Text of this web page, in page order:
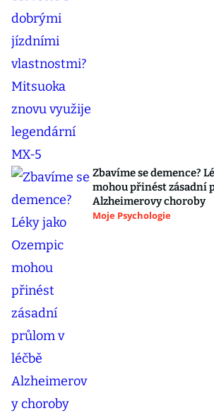
Zbavíme se demence?
mohou přinést zásadní
Alzheimerovy choroby
Moje Psychologie